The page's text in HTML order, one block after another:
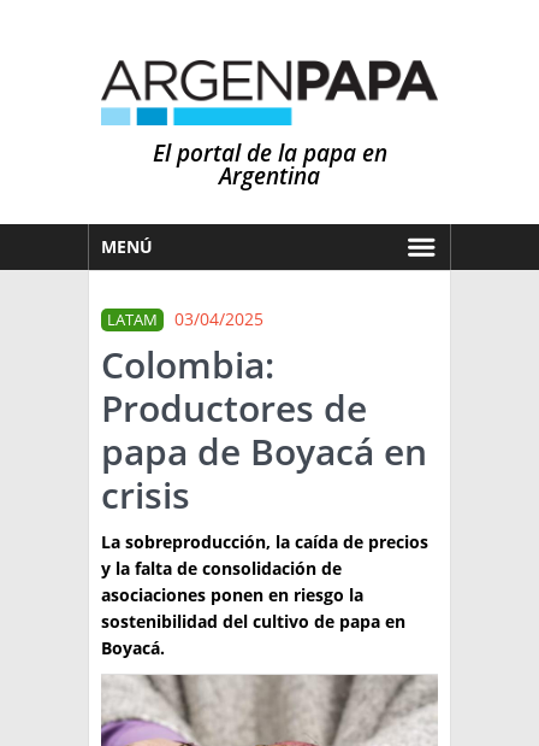
El portal de la papa en
Argentina
MENÚ
MERCADOS
NOTICIAS
EN ESPAÑOL
OTROS IDIOMAS
PRONÓSTICO
LLUVIAS
ARGENTINA
TÉCNICA
PRODUCCION
CLASIFICADOS
INTERES GENERAL
LATAM 03/04/2025
Colombia:
Productores de
papa de Boyacá en
crisis
La sobreproducción, la caída de precios
y la falta de consolidación de
asociaciones ponen en riesgo la
sostenibilidad del cultivo de papa en
Boyacá.